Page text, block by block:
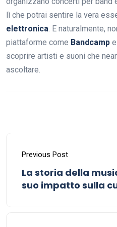
lì che potrai sentire la vera
elettronica. E naturalmente,
piattaforme come Bandcamp e
scoprire artisti e suoni che
ascoltare.
Previous Post
La storia della
suo impatto sulla